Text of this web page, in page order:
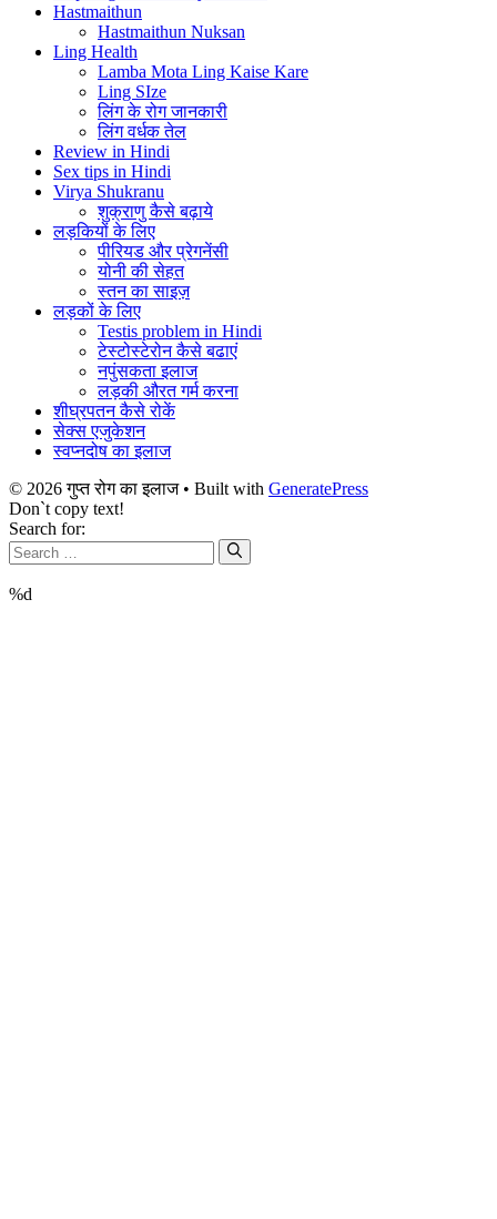
Hastmaithun
Hastmaithun Nuksan
Ling Health
Lamba Mota Ling Kaise Kare
Ling SIze
लिंग के रोग जानकारी
लिंग वर्धक तेल
Review in Hindi
Sex tips in Hindi
Virya Shukranu
शुक्राणु कैसे बढ़ाये
लड़कियों के लिए
पीरियड और प्रेगनेंसी
योनी की सेहत
स्तन का साइज़
लड़कों के लिए
Testis problem in Hindi
टेस्टोस्टेरोन कैसे बढाएं
नपुंसकता इलाज
लड़की औरत गर्म करना
शीघ्रपतन कैसे रोकें
सेक्स एजुकेशन
स्वप्नदोष का इलाज
© 2026 गुप्त रोग का इलाज• Built with GeneratePress
Don`t copy text!
Search for:
%d